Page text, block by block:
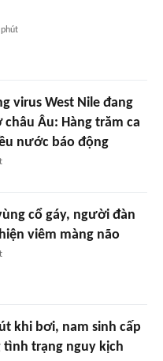
virus West Nile đang
châu Âu: Hàng trăm ca
nước báo động
cổ gáy, người đàn
viêm màng não
khi bơi, nam sinh cấp
trạng nguy kịch